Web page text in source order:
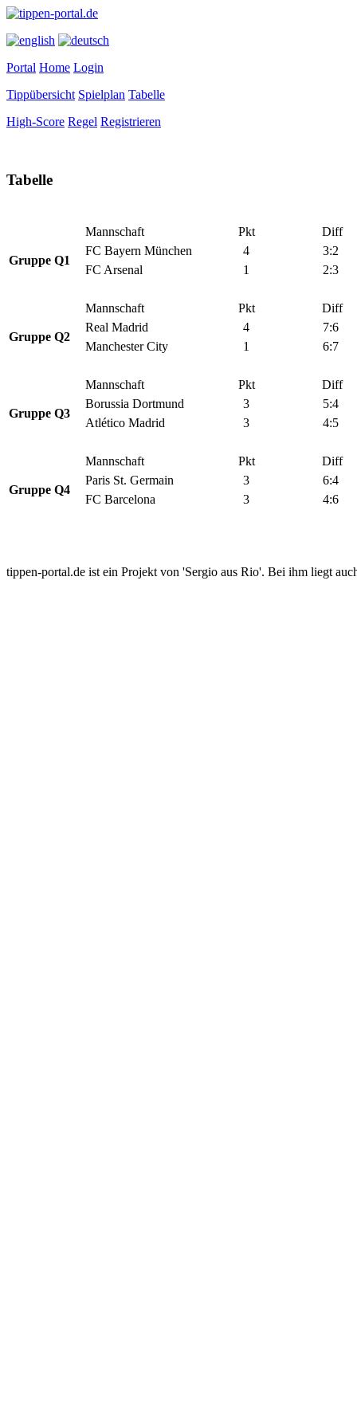
Portal Home Login
Tippübersicht Spielplan Tabelle
High-Score Regel Registrieren
Tabelle
Mannschaft Pkt Diff
Gruppe Q1
FC Bayern München 4
3:2
FC Arsenal
1 2:3
Mannschaft Pkt Diff
Gruppe Q2
Real Madrid 4
7:6
Manchester City
1 6:7
Mannschaft Pkt Diff
Gruppe Q3
Borussia Dortmund 3
5:4
Atlético Madrid
3 4:5
Mannschaft Pkt Diff
Gruppe Q4
Paris St. Germain 3
6:4
FC Barcelona
3 4:6
tippen-portal.de ist ein Projekt von 'Sergio aus Rio'. Bei ihm liegt